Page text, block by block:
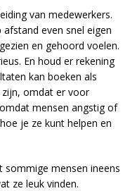
van medewerkers.
even snel eigen
en gehoord voelen.
En houd er rekening
kan boeken als
omdat er voor
mensen angstig of
je ze kunt helpen en
sommige mensen ineens
ze leuk vinden.